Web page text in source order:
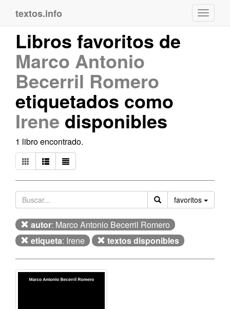
textos.info
Libros favoritos de
Marco Antonio
Becerril Romero
etiquetados como
Irene disponibles
1 libro encontrado.
favoritos
autor: Marco Antonio Becerril Romero
etiqueta: Irene textos disponibles